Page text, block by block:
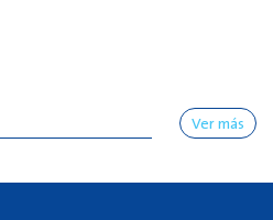
Ver más